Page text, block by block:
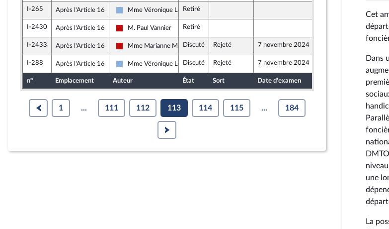
I-265 Après l'Article 16
Droite Républicaine
Mme Véronique Louwagie
Retiré
I-2430 Après l'Article 16
La France insoumise - Nouveau Front Populaire
M. Paul Vannier Retiré 18 octobre 2024
I-2433 Après l'Article 16
La France insoumise - Nouveau Front Populaire
Mme Marianne MaximiDiscuté Rejeté 7 novembre 2024
I-288 Après l'Article 16
Droite Républicaine
Mme Véronique Louwagie
Discuté Rejeté 7 novembre 2024 16 octobre 2024
n° Emplacement Auteur État Sort Date d'examen
1 ... 111 112 113 114 115 ... 184
Cet
Dans
une
La